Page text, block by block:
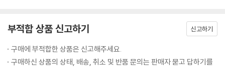
부적합 상품 신고하기 신고하기
구매에 부적합한 상품은 신고해주세요.
구매하신 상품의 상태, 배송, 취소 및 반품 문의는 판매자 묻고 답하기를